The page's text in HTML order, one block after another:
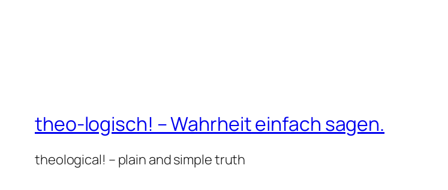
theo-logisch! – Wahrheit einfach sagen.
theological! – plain and simple truth